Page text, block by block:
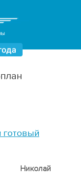
готовый
Николай